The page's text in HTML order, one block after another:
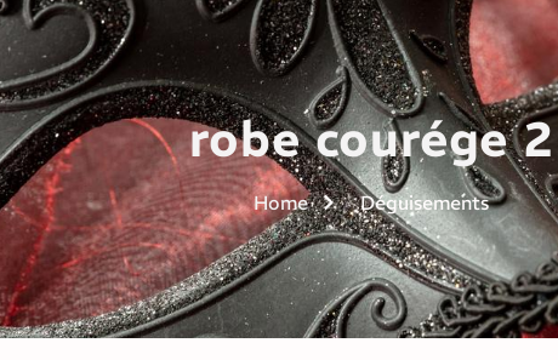
robe courége 2
Home Déguisements